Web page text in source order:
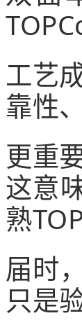
工艺
靠性
更重
这意
熟
届时
只是